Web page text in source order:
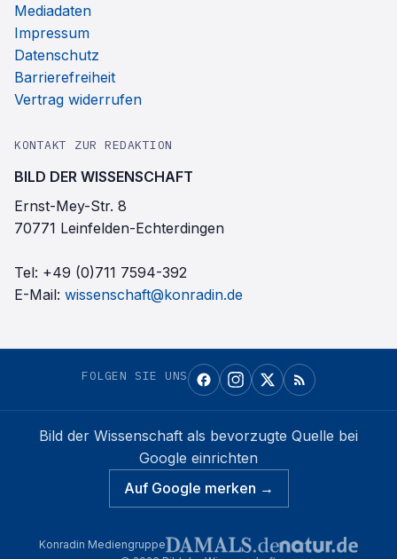
Mediadaten
Impressum
Datenschutz
Barrierefreiheit
Vertrag widerrufen
KONTAKT ZUR REDAKTION
BILD DER WISSENSCHAFT
Ernst-Mey-Str. 8
70771 Leinfelden-Echterdingen
Tel: +49 (0)711 7594-392
E-Mail: wissenschaft@konradin.de
FOLGEN SIE UNS
Bild der Wissenschaft als bevorzugte Quelle bei
Google einrichten
Auf Google merken →
Konradin Mediengruppe